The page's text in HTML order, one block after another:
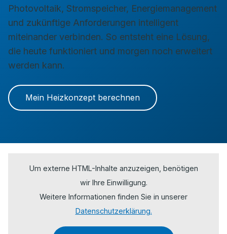
Photovoltaik, Stromspeicher, Energiemanagement
und zukünftige Anforderungen intelligent
miteinander verbinden. So entsteht eine Lösung,
die heute funktioniert und morgen noch erweitert
werden kann.
Mein Heizkonzept berechnen
Um externe HTML-Inhalte anzuzeigen, benötigen
wir Ihre Einwilligung.
Weitere Informationen finden Sie in unserer
Datenschutzerklärung.